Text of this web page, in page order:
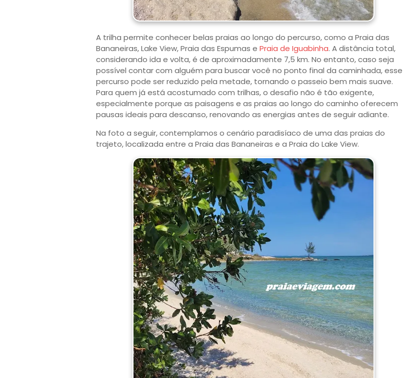
A trilha permite conhecer belas praias ao longo do percurso, como a Praia das
Bananeiras, Lake View, Praia das Espumas e Praia de Iguabinha. A distância total,
considerando ida e volta, é de aproximadamente 7,5 km. No entanto, caso seja
possível contar com alguém para buscar você no ponto final da caminhada, esse
percurso pode ser reduzido pela metade, tornando o passeio bem mais suave.
Para quem já está acostumado com trilhas, o desafio não é tão exigente,
especialmente porque as paisagens e as praias ao longo do caminho oferecem
pausas ideais para descanso, renovando as energias antes de seguir adiante.
Na foto a seguir, contemplamos o cenário paradisíaco de uma das praias do
trajeto, localizada entre a Praia das Bananeiras e a Praia do Lake View.